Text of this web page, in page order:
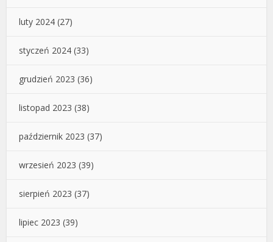
luty 2024 (27)
styczeń 2024 (33)
grudzień 2023 (36)
listopad 2023 (38)
październik 2023 (37)
wrzesień 2023 (39)
sierpień 2023 (37)
lipiec 2023 (39)